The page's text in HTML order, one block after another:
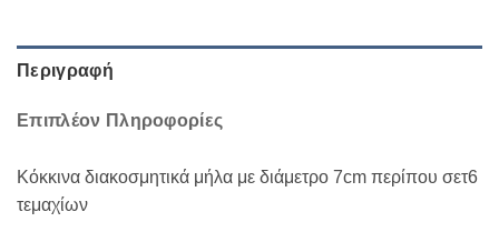
Περιγραφή
Επιπλέον Πληροφορίες
Κόκκινα διακοσμητικά μήλα με διάμετρο 7cm περίπου σετ6
τεμαχίων